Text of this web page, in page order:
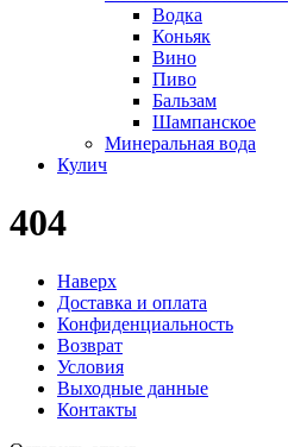
Водка
Коньяк
Вино
Пиво
Бальзам
Шампанское
Минеральная вода
Кулич
404
Наверх
Доставка и оплата
Конфиденциальность
Возврат
Условия
Выходные данные
Контакты